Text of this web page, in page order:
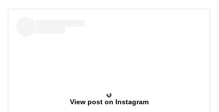
View post on Instagram